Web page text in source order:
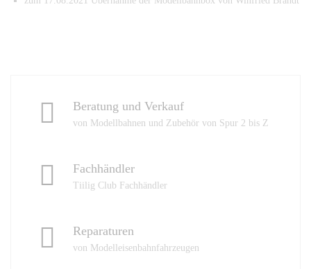
Beratung und Verkauf
von Modellbahnen und Zubehör von Spur 2 bis Z
Fachhändler
Tiilig Club Fachhändler
Reparaturen
von Modelleisenbahnfahrzeugen